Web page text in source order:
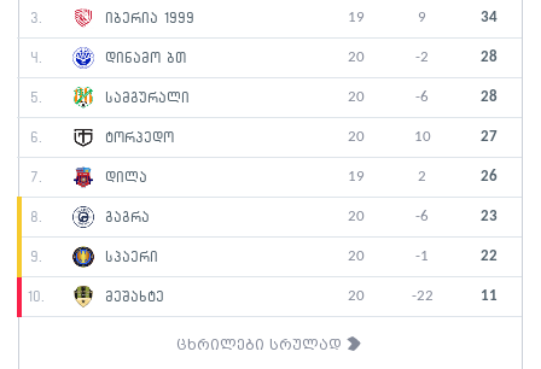
3. იბერია 1999 19 9 34
4. დინამო ბთ 20 -2 28
5. სამგურალი 20 -6 28
6. ტორპედო 20 10 27
7. დილა 19 2 26
8. გაგრა 20 -6 23
9. სპაერი 20 -1 22
10. მეშახტე 20 -22 11
ცხრილები სრულად